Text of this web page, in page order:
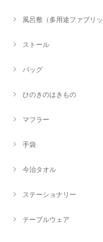
風呂敷（多用途ファブリッ
ストール
バッグ
ひのきのはきもの
マフラー
手袋
今治タオル
ステーショナリー
テーブルウェア